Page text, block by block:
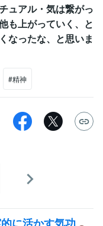
ュアル・気は繋がっ
も上がっていく、と
なったな、と思いま
#精神